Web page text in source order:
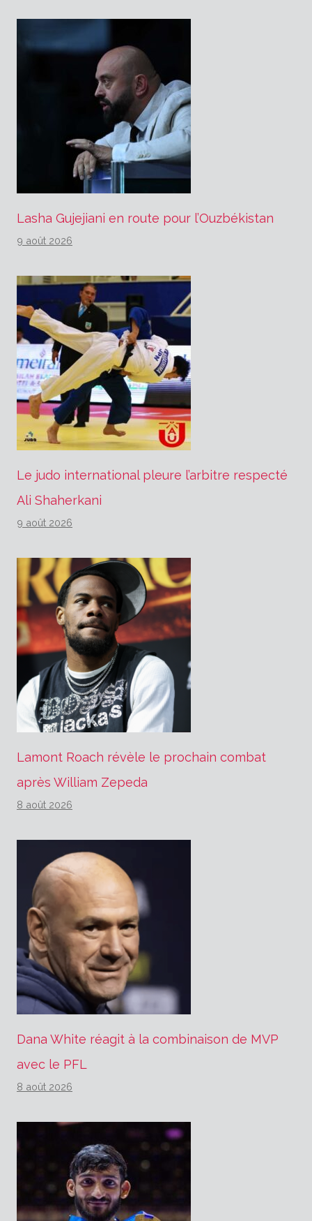
Lasha Gujejiani en route pour l’Ouzbékistan
9 août 2026
Le judo international pleure l’arbitre respecté
Ali Shaherkani
9 août 2026
Lamont Roach révèle le prochain combat
après William Zepeda
8 août 2026
Dana White réagit à la combinaison de MVP
avec le PFL
8 août 2026